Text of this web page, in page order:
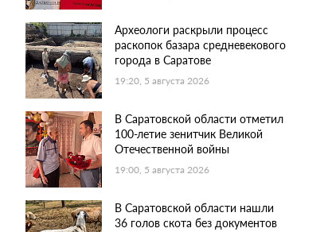
Археологи раскрыли процесс
раскопок базара средневекового
города в Саратове
19:20, 5 августа 2026
В Саратовской области отметил
100-летие зенитчик Великой
Отечественной войны
19:00, 5 августа 2026
В Саратовской области нашли
36 голов скота без документов